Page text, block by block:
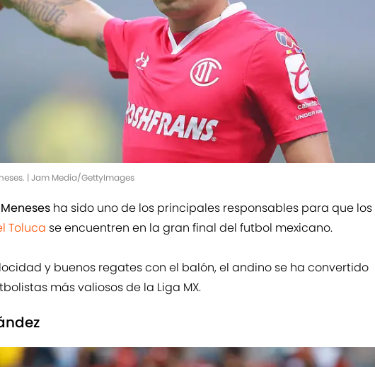
| Jam Media/GettyImages
ha sido uno de los principales responsables para que los
Toluca se encuentren en la gran final del futbol mexicano.
y buenos regates con el balón, el andino se ha convertido
más valiosos de la Liga MX.